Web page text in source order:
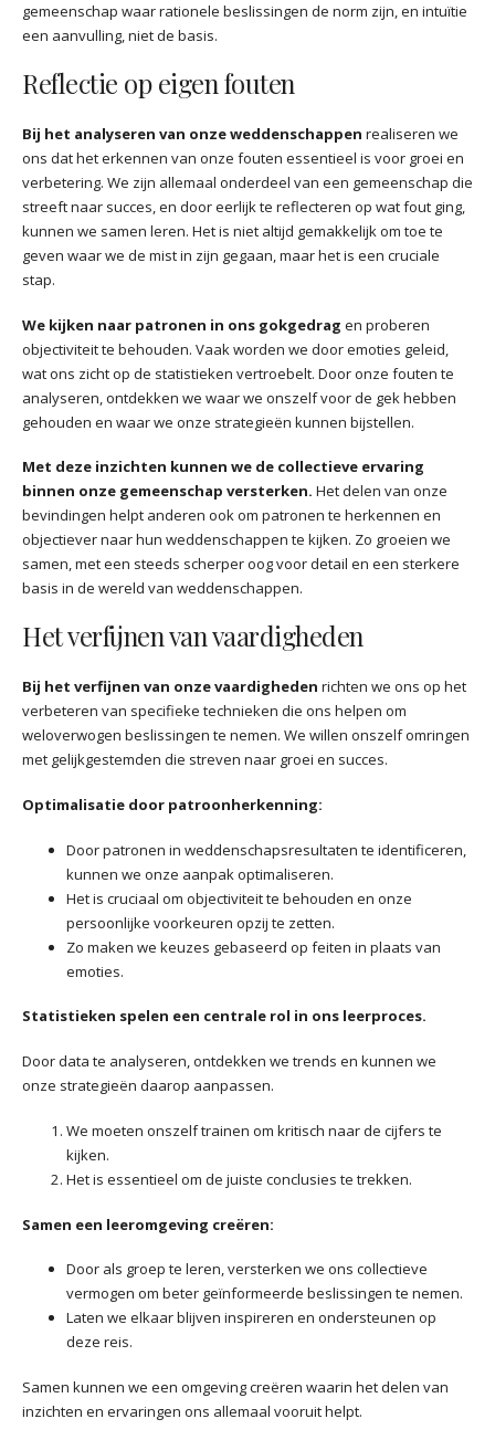
gemeenschap waar rationele beslissingen de norm zijn, en intuïtie
een aanvulling, niet de basis.
Reflectie op eigen fouten
Bij het analyseren van onze weddenschappen realiseren we
ons dat het erkennen van onze fouten essentieel is voor groei en
verbetering. We zijn allemaal onderdeel van een gemeenschap die
streeft naar succes, en door eerlijk te reflecteren op wat fout ging,
kunnen we samen leren. Het is niet altijd gemakkelijk om toe te
geven waar we de mist in zijn gegaan, maar het is een cruciale
stap.
We kijken naar patronen in ons gokgedrag en proberen
objectiviteit te behouden. Vaak worden we door emoties geleid,
wat ons zicht op de statistieken vertroebelt. Door onze fouten te
analyseren, ontdekken we waar we onszelf voor de gek hebben
gehouden en waar we onze strategieën kunnen bijstellen.
Met deze inzichten kunnen we de collectieve ervaring
binnen onze gemeenschap versterken. Het delen van onze
bevindingen helpt anderen ook om patronen te herkennen en
objectiever naar hun weddenschappen te kijken. Zo groeien we
samen, met een steeds scherper oog voor detail en een sterkere
basis in de wereld van weddenschappen.
Het verfijnen van vaardigheden
Bij het verfijnen van onze vaardigheden richten we ons op het
verbeteren van specifieke technieken die ons helpen om
weloverwogen beslissingen te nemen. We willen onszelf omringen
met gelijkgestemden die streven naar groei en succes.
Optimalisatie door patroonherkenning:
Door patronen in weddenschapsresultaten te identificeren,
kunnen we onze aanpak optimaliseren.
Het is cruciaal om objectiviteit te behouden en onze
persoonlijke voorkeuren opzij te zetten.
Zo maken we keuzes gebaseerd op feiten in plaats van
emoties.
Statistieken spelen een centrale rol in ons leerproces.
Door data te analyseren, ontdekken we trends en kunnen we
onze strategieën daarop aanpassen.
We moeten onszelf trainen om kritisch naar de cijfers te
kijken.
Het is essentieel om de juiste conclusies te trekken.
Samen een leeromgeving creëren:
Door als groep te leren, versterken we ons collectieve
vermogen om beter geïnformeerde beslissingen te nemen.
Laten we elkaar blijven inspireren en ondersteunen op
deze reis.
Samen kunnen we een omgeving creëren waarin het delen van
inzichten en ervaringen ons allemaal vooruit helpt.